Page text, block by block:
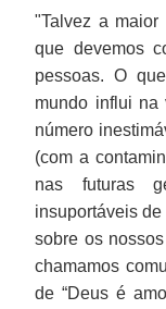
"Talvez a
que devemos
pessoas. O
mundo influi na
número
(com a
nas futuras
insuportáveis
sobre os
chamamos
de “Deus é